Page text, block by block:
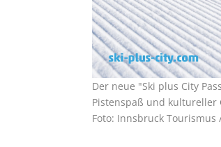
Der neue "Ski plus City
Pistenspaß und kultureller
Foto: Innsbruck